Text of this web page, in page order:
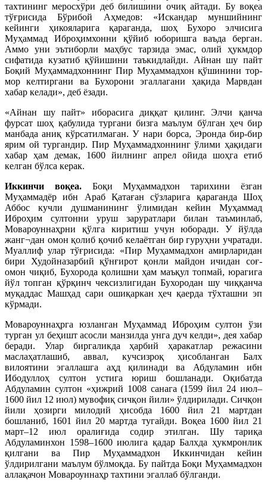
тахтининг меросхўри деб билишини очиқ айтади. Бу воқеа
тўғрисида Бўрибой Аҳмедов: «Искандар муншийнинг
кейинги ҳикояларига қараганда, шоҳ Бухоро элчисига
Муҳаммад Иброҳимхонни қўйиб юборишга ваъда берган.
Аммо уни эътиборли маҳбус тарзида эмас, олий ҳукмдор
сифатида кузатиб қўйишини таъкидлайди. Айнан шу пайт
Боқий Муҳаммадхоннинг Пир Муҳаммадхон қўшинини тор-
мор келтиргани ва Бухорони эгаллагани ҳақида Марвдан
хабар келади», деб ёзади.
«Айнан шу пайт» иборасига диққат қилинг. Элчи қанча
фурсат шоҳ қабулида тургани бизга маълум бўлган ҳеч бир
манбада аниқ кўрсатилмаган. У нари борса, Эронда бир-бир
ярим ой тургандир. Пир Муҳаммадхоннинг ўлими ҳақидаги
хабар ҳам демак, 1600 йилнинг апрел ойида шоҳга етиб
келган бўлса керак.
Иккинчи воқеа.Боқи Муҳаммадхон тарихини ёзган
Муҳаммадёр ибн Араб Қатаған сўзларига қараганда Шоҳ
Аббос кучли душманининг ўлимидан кейин Муҳаммад
Иброҳим султонни уруш заруратлари билан таъминлаб,
Мовароуннаҳрни қўлга киритиш учун юборади. У йўлда
жанг¬дан омон қолиб қочиб келаётган бир гуруҳни учратади.
Муаллиф улар тўғрисида: «Пир Муҳаммадхон амирларидан
бири Худойназарбий қўнғирот қонли майдон ичидан соғ-
омон чиқиб, Бухорода қолишни ҳам маъқул топмай, юрагига
йўл топган қўрқинч чексизлигидан Бухородан шу чиққанча
муқаддас Машҳад сари ошиқаркан ҳеч қаерда тўхташни эп
кўрмади.
Мовароуннаҳрга юзланган Муҳаммад Иброҳим султон ўзи
турган ул беҳишт асосли манзилда унга дуч келди», дея хабар
беради. Улар биргаликда ҳарбий ҳаракатлар режасини
маслаҳатлашиб, аввал, кучсизроқ ҳисобланган Балх
вилоятини эгаллашга аҳд қилинади ва Абдуламин ибн
Ибодуллоҳ султон устига юриш бошланади. Оқибатда
Абдуламин султон «ҳижрий 1008 санага (1599 йил 24 июл–
1600 йил 12 июл) мувофиқ сичқон йили» ўлдирилади. Сичқон
йили ҳозирги милодий ҳисобда 1600 йил 21 мартдан
бошланиб, 1601 йил 20 мартда тугайди. Воқеа 1600 йил 21
март–12 июл оралиғида содир этилган. Шу тариқа
Абдуламинхон 1598–1600 июлига қадар Балхда ҳукмронлик
қилгани ва Пир Муҳаммадхон Иккинчидан кейин
ўлдирилгани маълум бўлмоқда. Бу пайтда Боқи Муҳаммадхон
аллақачон Мовароуннаҳр тахтини эгаллаб бўлганди.